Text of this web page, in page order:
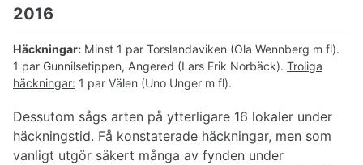
2016
Häckningar: Minst 1 par Torslandaviken (Ola Wennberg m fl).
1 par Gunnilsetippen, Angered (Lars Erik Norbäck). Troliga
häckningar: 1 par Välen (Uno Unger m fl).
Dessutom sågs arten på ytterligare 16 lokaler under
häckningstid. Få konstaterade häckningar, men som
vanligt utgör säkert många av fynden under